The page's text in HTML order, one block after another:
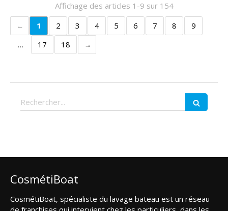
Affichage des articles 1-9 sur 154
1
2 3 4 5 6 7 8
9
…
17 18
Rechercher
CosmétiBoat
CosmétiBoat, spécialiste du lavage bateau est un réseau